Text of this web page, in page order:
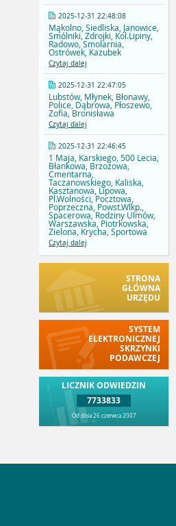
2025-12-31 22:48:08
Mąkolno, Siedliska, Janowice,
Smólniki, Zdrojki, Kol.Lipiny,
Radowo, Smolarnia,
Ostrówek, Kazubek
Czytaj dalej
2025-12-31 22:47:05
Lubstów, Młynek, Błonawy,
Police, Dąbrowa, Płoszewo,
Zofia, Bronisława
Czytaj dalej
2025-12-31 22:46:45
1 Maja, Karskiego, 500 Lecia,
Błankowa, Brzozowa,
Cmentarna,
Taczanowskiego, Kaliska,
Kasztanowa, Lipowa,
Pl.Wolności, Pocztowa,
Poprzeczna, Powst.Wlkp.,
Spacerowa, Rodziny Ulmów,
Warszawska, Piotrkowska,
Zielona, Krycha, Sportowa
Czytaj dalej
STRONA
GŁÓWNA
URZĘDU
SYSTEM
ELEKTRONICZNEJ
SKRZYNKI
PODAWCZEJ
LICZNIK ODWIEDZIN
7733833
Od dnia 26 czerwca 2007